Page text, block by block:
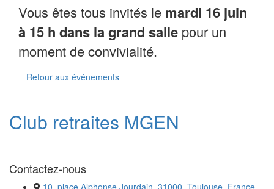
Vous êtes tous invités le mardi 16 juin
à 15 h dans la grand salle pour un
moment de convivialité.
Retour aux événements
Club retraites MGEN
Contactez-nous
10, place Alphonse Jourdain, 31000, Toulouse, France